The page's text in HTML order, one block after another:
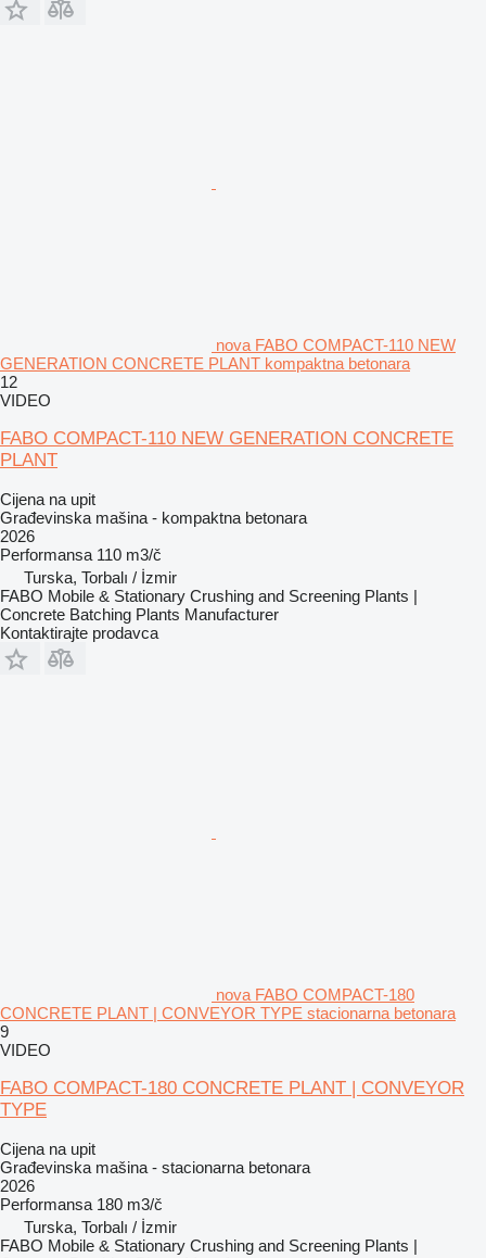
nova FABO COMPACT-110 NEW
GENERATION CONCRETE PLANT kompaktna betonara
12
VIDEO
FABO COMPACT-110 NEW GENERATION CONCRETE
PLANT
Cijena na upit
Građevinska mašina - kompaktna betonara
2026
Performansa 110 m3/č
Turska, Torbalı / İzmir
FABO Mobile & Stationary Crushing and Screening Plants |
Concrete Batching Plants Manufacturer
Kontaktirajte prodavca
nova FABO COMPACT-180
CONCRETE PLANT | CONVEYOR TYPE stacionarna betonara
9
VIDEO
FABO COMPACT-180 CONCRETE PLANT | CONVEYOR
TYPE
Cijena na upit
Građevinska mašina - stacionarna betonara
2026
Performansa 180 m3/č
Turska, Torbalı / İzmir
FABO Mobile & Stationary Crushing and Screening Plants |